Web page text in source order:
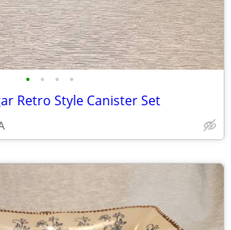
• • • •
Retro Style Canister Set